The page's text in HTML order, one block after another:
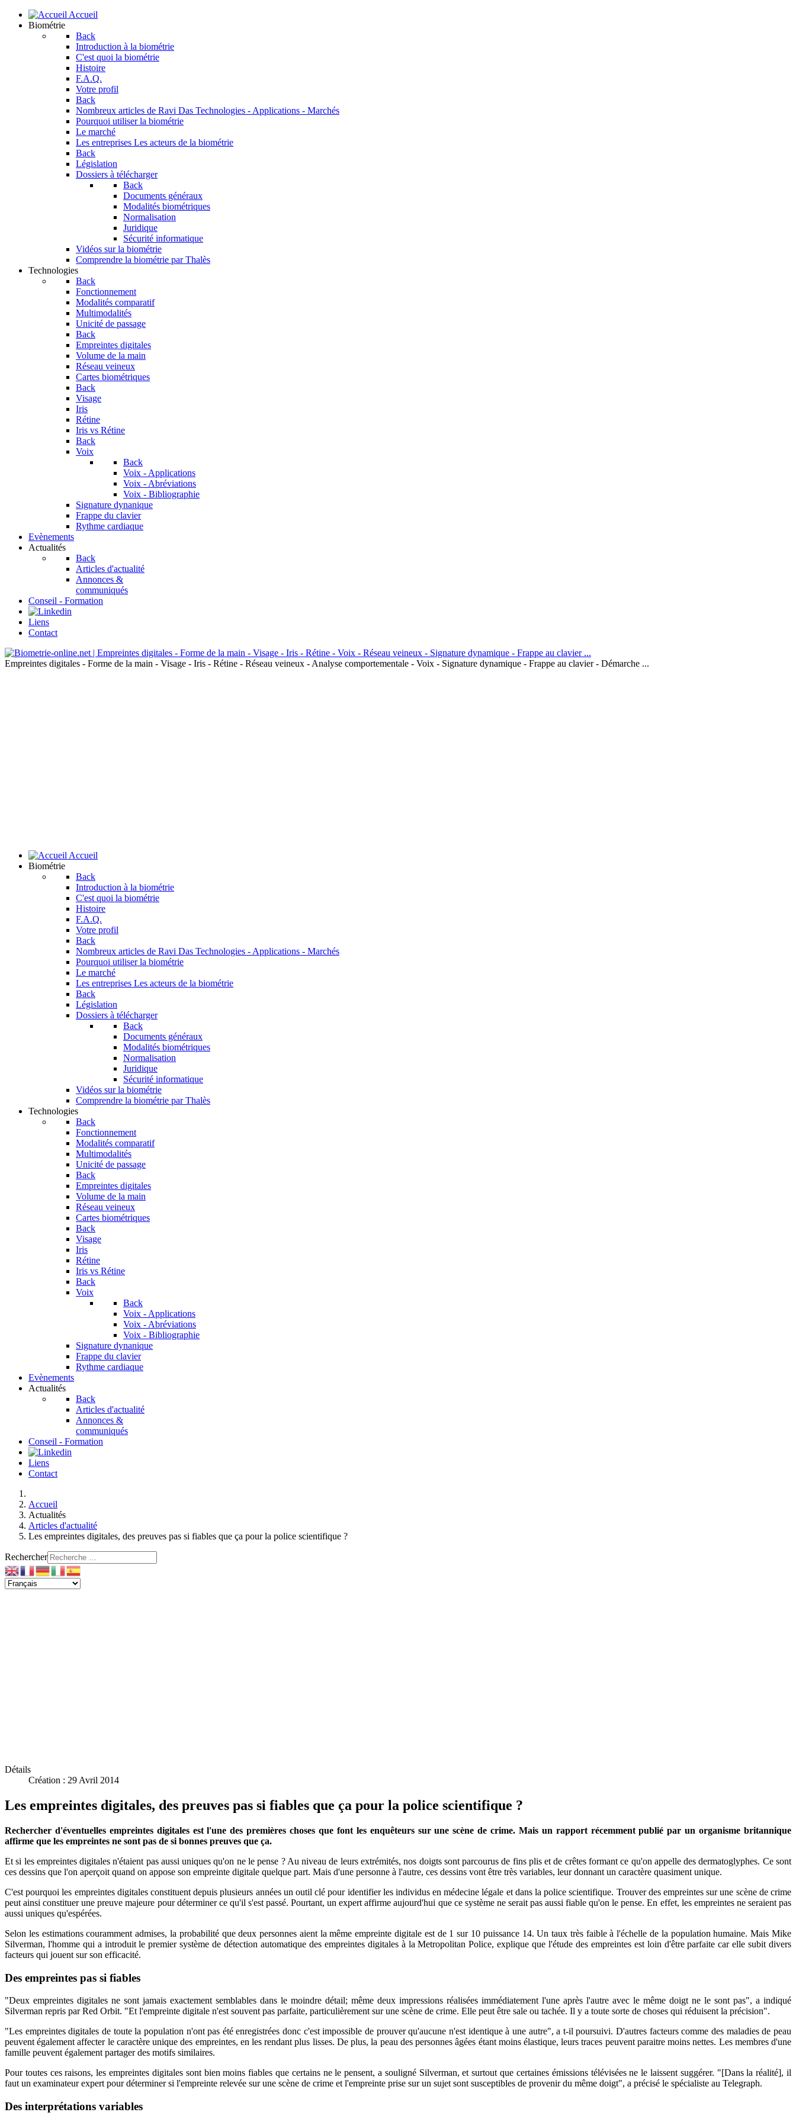
Accueil
Biométrie
Back
Introduction à la biométrie
C'est quoi la biométrie
Histoire
F.A.Q.
Votre profil
Back
Nombreux articles de Ravi Das Technologies - Applications - Marchés
Pourquoi utiliser la biométrie
Le marché
Les entreprises Les acteurs de la biométrie
Back
Législation
Dossiers à télécharger
Back
Documents généraux
Modalités biométriques
Normalisation
Juridique
Sécurité informatique
Vidéos sur la biométrie
Comprendre la biométrie par Thalès
Technologies
Back
Fonctionnement
Modalités comparatif
Multimodalités
Unicité de passage
Back
Empreintes digitales
Volume de la main
Réseau veineux
Cartes biométriques
Back
Visage
Iris
Rétine
Iris vs Rétine
Back
Voix
Back
Voix - Applications
Voix - Abréviations
Voix - Bibliographie
Signature dynanique
Frappe du clavier
Rythme cardiaque
Evènements
Actualités
Back
Articles d'actualité
Annonces &
communiqués
Conseil - Formation
Liens
Contact
Empreintes digitales - Forme de la main - Visage - Iris - Rétine - Réseau veineux - Analyse comportementale - Voix - Signature dynamique - Frappe au clavier - Démarche ...
Accueil
Biométrie
Back
Introduction à la biométrie
C'est quoi la biométrie
Histoire
F.A.Q.
Votre profil
Back
Nombreux articles de Ravi Das Technologies - Applications - Marchés
Pourquoi utiliser la biométrie
Le marché
Les entreprises Les acteurs de la biométrie
Back
Législation
Dossiers à télécharger
Back
Documents généraux
Modalités biométriques
Normalisation
Juridique
Sécurité informatique
Vidéos sur la biométrie
Comprendre la biométrie par Thalès
Technologies
Back
Fonctionnement
Modalités comparatif
Multimodalités
Unicité de passage
Back
Empreintes digitales
Volume de la main
Réseau veineux
Cartes biométriques
Back
Visage
Iris
Rétine
Iris vs Rétine
Back
Voix
Back
Voix - Applications
Voix - Abréviations
Voix - Bibliographie
Signature dynanique
Frappe du clavier
Rythme cardiaque
Evènements
Actualités
Back
Articles d'actualité
Annonces &
communiqués
Conseil - Formation
Liens
Contact
Accueil
Actualités
Articles d'actualité
Les empreintes digitales, des preuves pas si fiables que ça pour la police scientifique ?
Rechercher
Détails
Création : 29 Avril 2014
Les empreintes digitales, des preuves pas si fiables que ça pour la police scientifique ?
Rechercher d'éventuelles empreintes digitales est l'une des premières choses que font les enquêteurs sur une scène de crime. Mais un rapport récemment publié par un organisme britannique
affirme que les empreintes ne sont pas de si bonnes preuves que ça.
Et si les empreintes digitales n'étaient pas aussi uniques qu'on ne le pense ? Au niveau de leurs extrémités, nos doigts sont parcourus de fins plis et de crêtes formant ce qu'on appelle des dermatoglyphes. Ce sont
ces dessins que l'on aperçoit quand on appose son empreinte digitale quelque part. Mais d'une personne à l'autre, ces dessins vont être très variables, leur donnant un caractère quasiment unique.
C'est pourquoi les empreintes digitales constituent depuis plusieurs années un outil clé pour identifier les individus en médecine légale et dans la police scientifique. Trouver des empreintes sur une scène de crime
peut ainsi constituer une preuve majeure pour déterminer ce qu'il s'est passé. Pourtant, un expert affirme aujourd'hui que ce système ne serait pas aussi fiable qu'on le pense. En effet, les empreintes ne seraient pas
aussi uniques qu'espérées.
Selon les estimations couramment admises, la probabilité que deux personnes aient la même empreinte digitale est de 1 sur 10 puissance 14. Un taux très faible à l'échelle de la population humaine. Mais Mike
Silverman, l'homme qui a introduit le premier système de détection automatique des empreintes digitales à la Metropolitan Police, explique que l'étude des empreintes est loin d'être parfaite car elle subit divers
facteurs qui jouent sur son efficacité.
Des empreintes pas si fiables
"Deux empreintes digitales ne sont jamais exactement semblables dans le moindre détail; même deux impressions réalisées immédiatement l'une après l'autre avec le même doigt ne le sont pas", a indiqué
Silverman repris par Red Orbit. "Et l'empreinte digitale n'est souvent pas parfaite, particulièrement sur une scène de crime. Elle peut être sale ou tachée. Il y a toute sorte de choses qui réduisent la précision".
"Les empreintes digitales de toute la population n'ont pas été enregistrées donc c'est impossible de prouver qu'aucune n'est identique à une autre", a t-il poursuivi. D'autres facteurs comme des maladies de peau
peuvent également affecter le caractère unique des empreintes, en les rendant plus lisses. De plus, la peau des personnes âgées étant moins élastique, leurs traces peuvent paraitre moins nettes. Les membres d'une
famille peuvent également partager des motifs similaires.
Pour toutes ces raisons, les empreintes digitales sont bien moins fiables que certains ne le pensent, a souligné Silverman, et surtout que certaines émissions télévisées ne le laissent suggérer. "[Dans la réalité], il
faut un examinateur expert pour déterminer si l'empreinte relevée sur une scène de crime et l'empreinte prise sur un sujet sont susceptibles de provenir du même doigt", a précisé le spécialiste au Telegraph.
Des interprétations variables